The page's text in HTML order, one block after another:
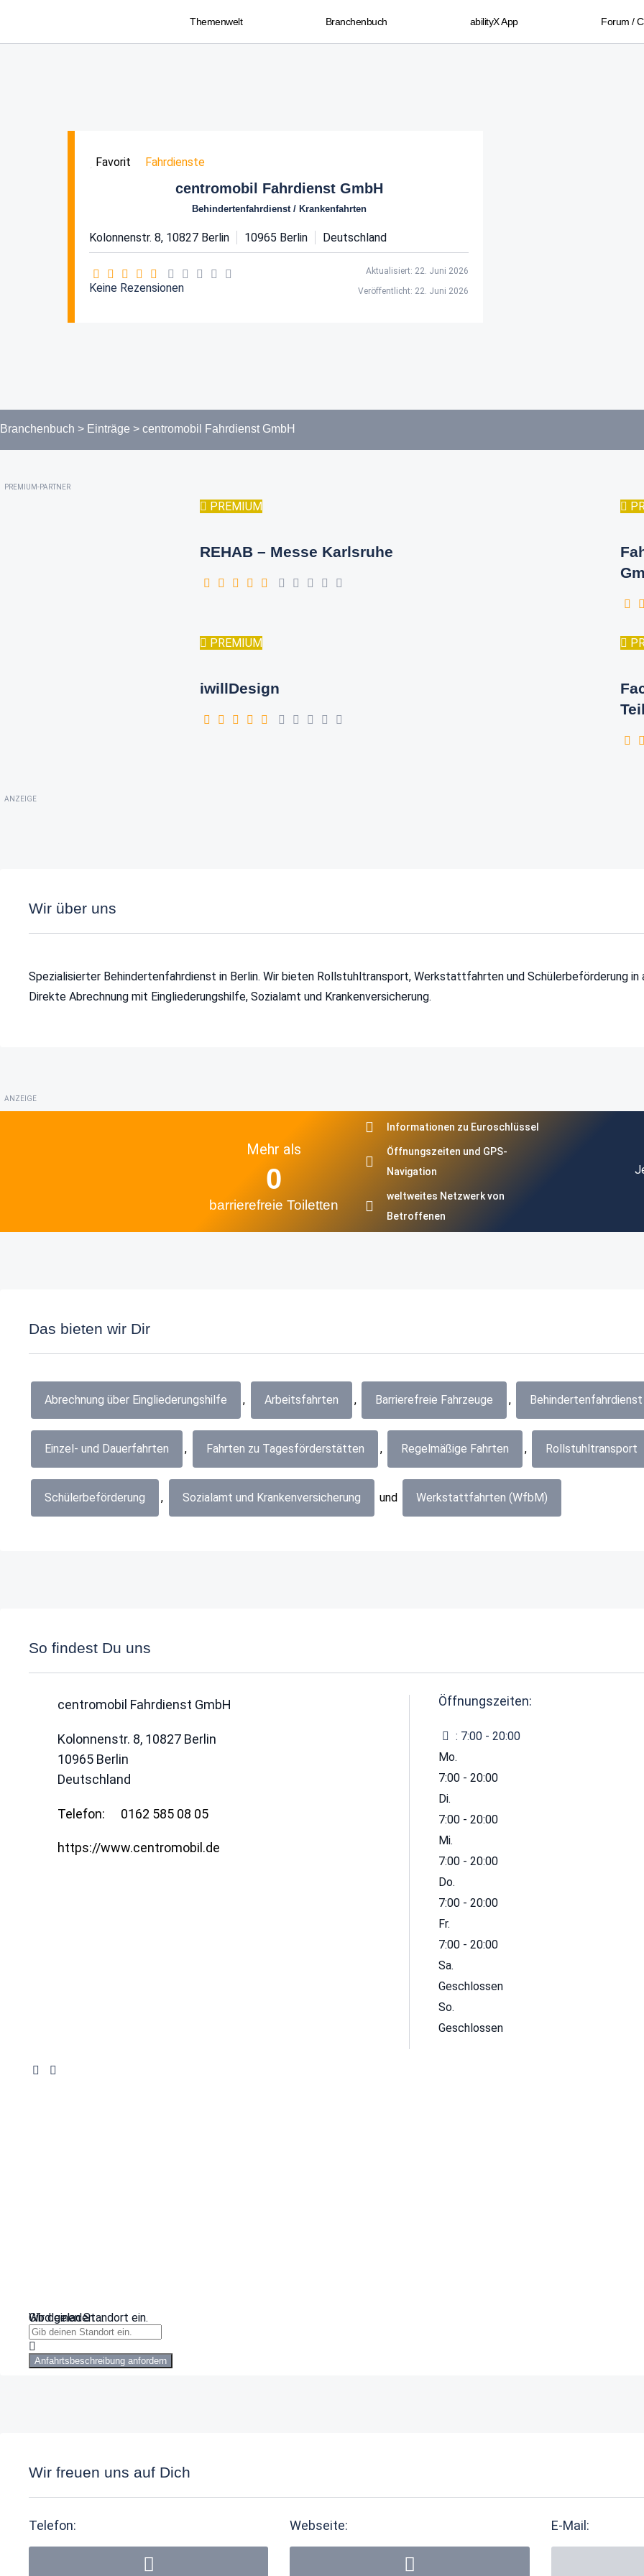
Themenwelt Branchenbuch abilityX App Forum /
Favorit Fahrdienste
centromobil Fahrdienst GmbH
Behindertenfahrdienst / Krankenfahrten
Kolonnenstr. 8, 10827 Berlin 10965 Berlin Deutschland
Keine Rezensionen
Aktualisiert: 22. Juni 2026
Veröffentlicht: 22. Juni 2026
Branchenbuch > Einträge > centromobil Fahrdienst GmbH
PREMIUM-PARTNER
PREMIUM
REHAB – Messe Karlsruhe
PREMIUM
iwillDesign
ANZEIGE
Wir über uns
Spezialisierter Behindertenfahrdienst in Berlin. Wir bieten Rollstuhltransport, Werkstattfahrten und Schülerbeförderung in
Direkte Abrechnung mit Eingliederungshilfe, Sozialamt und Krankenversicherung.
ANZEIGE
Mehr als
barrierefreie Toiletten
0
Informationen zu Euroschlüssel
Öffnungszeiten und GPS-
Navigation
weltweites Netzwerk von
Betroffenen
Das bieten wir Dir
Abrechnung über Eingliederungshilfe , Arbeitsfahrten , Barrierefreie Fahrzeuge , Behindertenfahrdienst
Einzel- und Dauerfahrten , Fahrten zu Tagesförderstätten , Regelmäßige Fahrten , Rollstuhltransport
Schülerbeförderung , Sozialamt und Krankenversicherung und Werkstattfahrten (WfbM)
So findest Du uns
centromobil Fahrdienst GmbH
Kolonnenstr. 8, 10827 Berlin
10965 Berlin
Deutschland
Telefon: 0162 585 08 05
https://www.centromobil.de
Öffnungszeiten:
: 7:00 - 20:00
Mo.
7:00 - 20:00
Di.
7:00 - 20:00
Mi.
7:00 - 20:00
Do.
7:00 - 20:00
Fr.
7:00 - 20:00
Sa.
Geschlossen
So.
Geschlossen
Wird geladen …
Gib deinen Standort ein.
Anfahrtsbeschreibung anfordern
Wir freuen uns auf Dich
Telefon: Webseite: E-Mail: